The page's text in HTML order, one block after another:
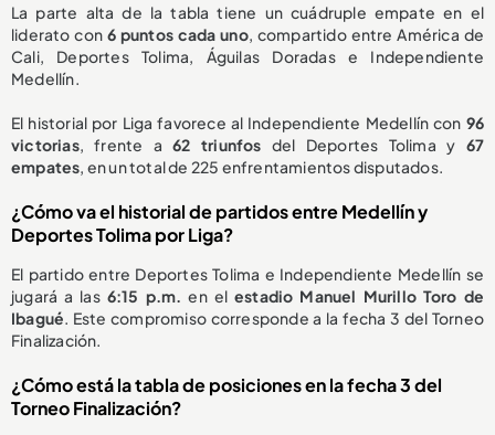
La parte alta de la tabla tiene un cuádruple empate en el
liderato con 6 puntos cada uno, compartido entre América de
Cali, Deportes Tolima, Águilas Doradas e Independiente
Medellín.
El historial por Liga favorece al Independiente Medellín con 96
victorias, frente a62 triunfos del Deportes Tolima y 67
empates, en un total de 225 enfrentamientos disputados.
¿Cómo va el historial de partidos entre Medellín y
Deportes Tolima por Liga?
El partido entre Deportes Tolima e Independiente Medellín se
jugará a las 6:15 p.m. en elestadio Manuel Murillo Toro de
Ibagué. Este compromiso corresponde a la fecha 3 del Torneo
Finalización.
¿Cómo está la tabla de posiciones en la fecha 3 del
Torneo Finalización?